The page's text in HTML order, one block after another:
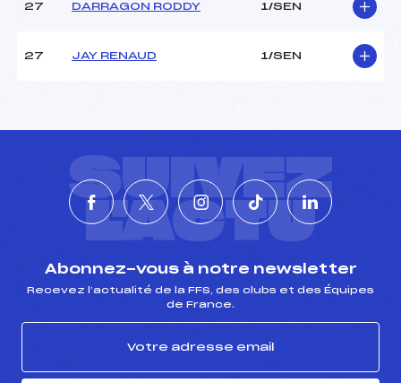
CARACTÉRISTIQUES DE LA PISTE
Site de Replis
6X1.8 km
Homologation :
Pénalité appliquée :
Catégorie :
SEN
Style :
27 DARRAGON RODDY 1/SEN
27 JAY RENAUD 1/SEN
SUIVEZ
L'ACTU
Abonnez-vous à notre newsletter
Recevez l’actualité de la FFS, des clubs et des Équipes
de France.